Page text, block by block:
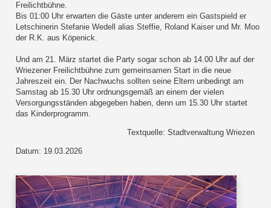
Freilichtbühne.
Bis 01:00 Uhr erwarten die Gäste unter anderem ein Gastspield er
Letschinerin Stefanie Wedell alias Steffie, Roland Kaiser und Mr. Moo
der R.K. aus Köpenick.
Und am 21. März startet die Party sogar schon ab 14.00 Uhr auf der
Wriezener Freilichtbühne zum gemeinsamen Start in die neue
Jahreszeit ein. Der Nachwuchs sollten seine Eltern unbedingt am
Samstag ab 15.30 Uhr ordnungsgemäß an einem der vielen
Versorgungsständen abgegeben haben, denn um 15.30 Uhr startet
das Kinderprogramm.
Textquelle: Stadtverwaltung Wriezen
Datum: 19.03.2026